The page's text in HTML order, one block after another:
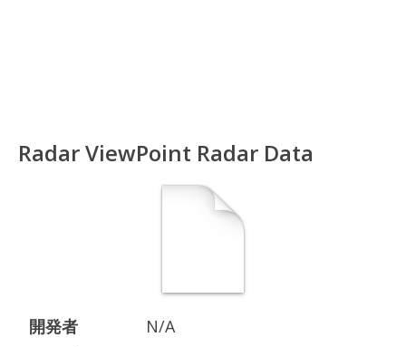
Radar ViewPoint Radar Data
開発者
N/A